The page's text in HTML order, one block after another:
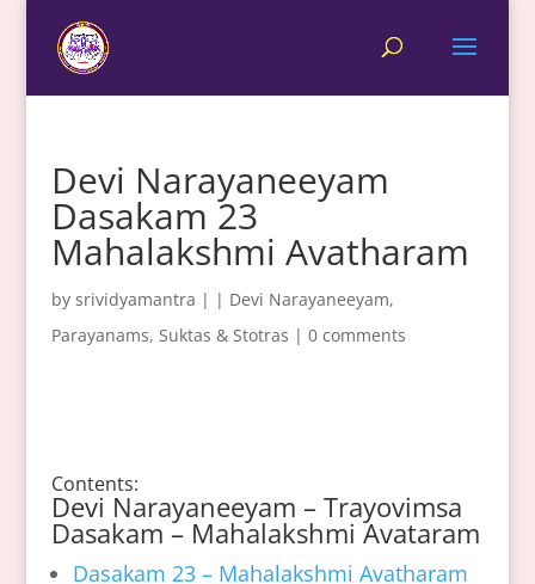
Devi Narayaneeyam
Dasakam 23
Mahalakshmi Avatharam
by srividyamantra | | Devi Narayaneeyam,
Parayanams, Suktas & Stotras | 0 comments
Contents:
Devi Narayaneeyam – Trayovimsa
Dasakam – Mahalakshmi Avataram
Dasakam 23 – Mahalakshmi Avatharam